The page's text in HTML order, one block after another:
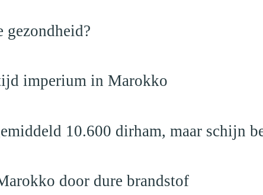
imperium in Marokko
10.600 dirham, maar schijn
door dure brandstof